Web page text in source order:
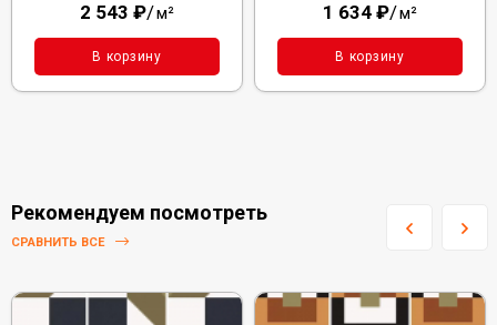
2 543 ₽/м²
В корзину
1 634 ₽/м²
В корзину
Рекомендуем посмотреть
СРАВНИТЬ ВСЕ